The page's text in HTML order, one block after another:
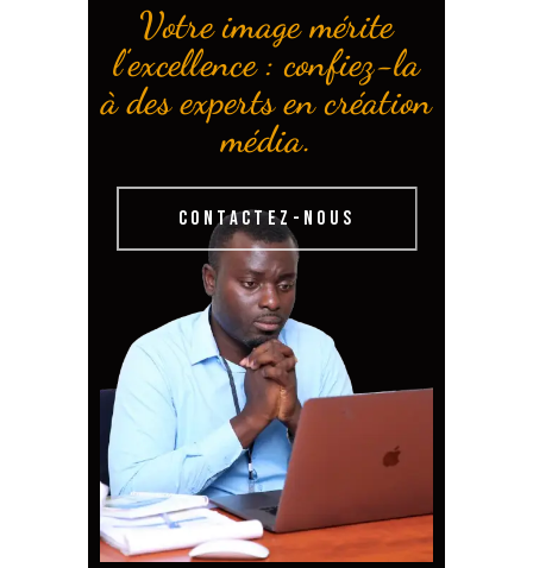
Votre image mérite
l’excellence : confiez-la
à des experts en création
média.
CONTACTEZ-NOUS